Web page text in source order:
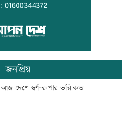
জুলাই সনদ নিয়ে উত্তাল কুড়িগ্রামের রাজপথ
আদমদীঘিতে জুলাই অভ্যুত্থান স্বরণে ১১ দলীয়
জোটের গণমিছিল
জনপ্রিয়
আজ দেশে স্বর্ণ-রুপার ভরি কত